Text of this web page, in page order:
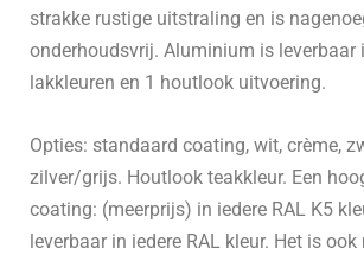
strakke rustige uitstraling en is
onderhoudsvrij. Aluminium is leverbaar
lakkleuren en 1 houtlook uitvoering.
Opties: standaard coating, wit, crème,
zilver/grijs. Houtlook teakkleur. Een
coating: (meerprijs) in iedere RAL K5
leverbaar in iedere RAL kleur. Het is